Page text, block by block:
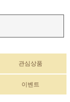
관심상품
이벤트